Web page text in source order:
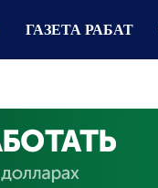
ГАЗЕТА РАБАТ